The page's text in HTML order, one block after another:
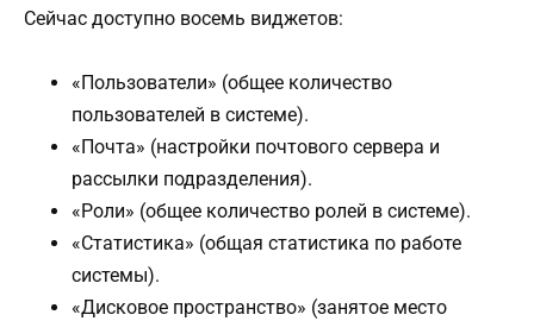
Сейчас доступно восемь виджетов:
«Пользователи» (общее количество
пользователей в системе).
«Почта» (настройки почтового сервера и
рассылки подразделения).
«Роли» (общее количество ролей в системе).
«Статистика» (общая статистика по работе
системы).
«Дисковое пространство» (занятое место